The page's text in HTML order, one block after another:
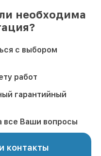
необходима
с выбором
работ
гарантийный
все Ваши вопросы
контакты